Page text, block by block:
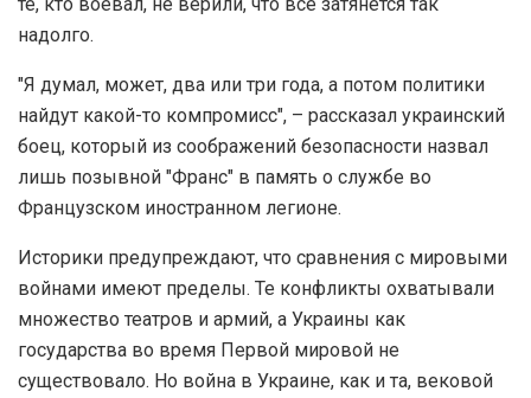
те, кто воевал, не верили, что всё затянется так
надолго.
"Я думал, может, два или три года, а потом политики
найдут какой-то компромисс", – рассказал украинский
боец, который из соображений безопасности назвал
лишь позывной "Франс" в память о службе во
Французском иностранном легионе.
Историки предупреждают, что сравнения с мировыми
войнами имеют пределы. Те конфликты охватывали
множество театров и армий, а Украины как
государства во время Первой мировой не
существовало. Но война в Украине, как и та, вековой